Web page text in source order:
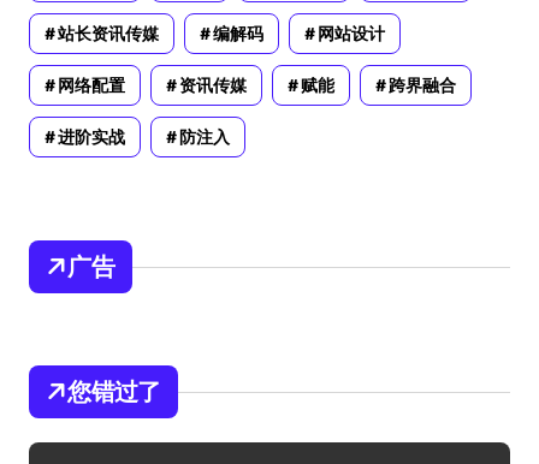
站长资讯传媒 编解码 网站设计
网络配置 资讯传媒 赋能 跨界融合
进阶实战 防注入
广告
您错过了